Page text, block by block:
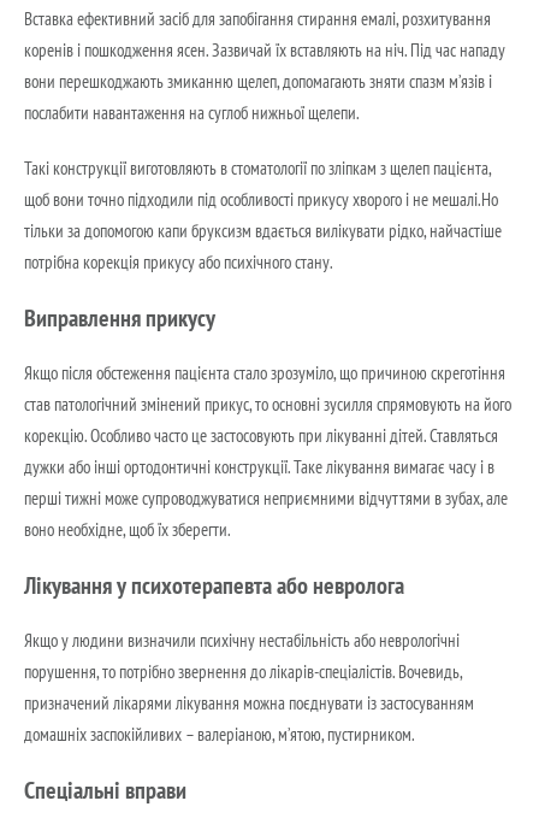
Вставка ефективний засіб для запобігання стирання емалі, розхитування
коренів і пошкодження ясен. Зазвичай їх вставляють на ніч. Під час нападу
вони перешкоджають змиканню щелеп, допомагають зняти спазм м’язів і
послабити навантаження на суглоб нижньої щелепи.
Такі конструкції виготовляють в стоматології по зліпкам з щелеп пацієнта,
щоб вони точно підходили під особливості прикусу хворого і не мешалі.Но
тільки за допомогою капи бруксизм вдається вилікувати рідко, найчастіше
потрібна корекція прикусу або психічного стану.
Виправлення прикусу
Якщо після обстеження пацієнта стало зрозуміло, що причиною скреготіння
став патологічний змінений прикус, то основні зусилля спрямовують на його
корекцію. Особливо часто це застосовують при лікуванні дітей. Ставляться
дужки або інші ортодонтичні конструкції. Таке лікування вимагає часу і в
перші тижні може супроводжуватися неприємними відчуттями в зубах, але
воно необхідне, щоб їх зберегти.
Лікування у психотерапевта або невролога
Якщо у людини визначили психічну нестабільність або неврологічні
порушення, то потрібно звернення до лікарів-спеціалістів. Вочевидь,
призначений лікарями лікування можна поєднувати із застосуванням
домашніх заспокійливих – валеріаною, м’ятою, пустирником.
Спеціальні вправи